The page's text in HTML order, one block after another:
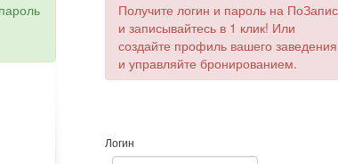
Получите логин и пароль на
и записывайтесь в 1 клик! Или
создайте профиль вашего заведения
и управляйте бронированием.
Логин